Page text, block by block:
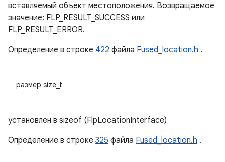
вставляемый объект местоположения. Возвращаемое
значение: FLP_RESULT_SUCCESS или
FLP_RESULT_ERROR.
Определение в строке 422 файла Fused_location.h .
размер size_t
установлен в sizeof (FlpLocationInterface)
Определение в строке 325 файла Fused_location.h .